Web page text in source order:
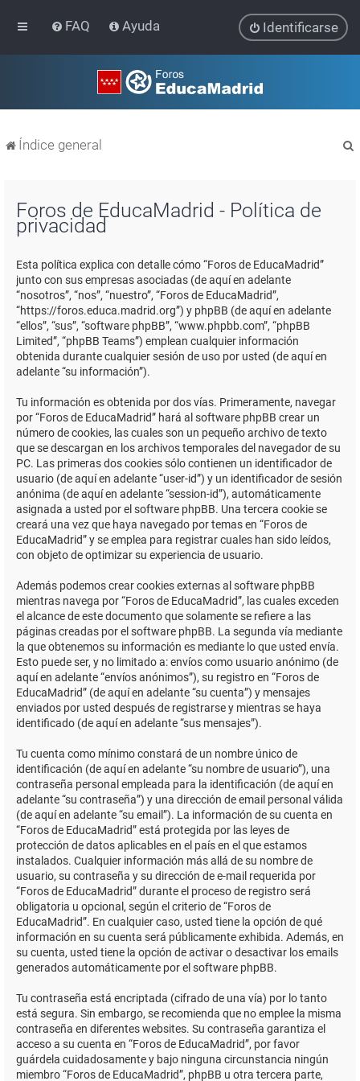
FAQ Ayuda Identificarse
Índice general
Foros de EducaMadrid - Política de
privacidad
Esta política explica con detalle cómo “Foros de EducaMadrid”
junto con sus empresas asociadas (de aquí en adelante
“nosotros”, “nos”, “nuestro”, “Foros de EducaMadrid”,
“https://foros.educa.madrid.org”) y phpBB (de aquí en adelante
“ellos”, “sus”, “software phpBB”, “www.phpbb.com”, “phpBB
Limited”, “phpBB Teams”) emplean cualquier información
obtenida durante cualquier sesión de uso por usted (de aquí en
adelante “su información”).
Tu información es obtenida por dos vías. Primeramente, navegar
por “Foros de EducaMadrid” hará al software phpBB crear un
número de cookies, las cuales son un pequeño archivo de texto
que se descargan en los archivos temporales del navegador de su
PC. Las primeras dos cookies sólo contienen un identificador de
usuario (de aquí en adelante “user-id”) y un identificador de sesión
anónima (de aquí en adelante “session-id”), automáticamente
asignada a usted por el software phpBB. Una tercera cookie se
creará una vez que haya navegado por temas en “Foros de
EducaMadrid” y se emplea para registrar cuales han sido leídos,
con objeto de optimizar su experiencia de usuario.
Además podemos crear cookies externas al software phpBB
mientras navega por “Foros de EducaMadrid”, las cuales exceden
el alcance de este documento que solamente se refiere a las
páginas creadas por el software phpBB. La segunda vía mediante
la que obtenemos su información es mediante lo que usted envía.
Esto puede ser, y no limitado a: envíos como usuario anónimo (de
aquí en adelante “envíos anónimos”), su registro en “Foros de
EducaMadrid” (de aquí en adelante “su cuenta”) y mensajes
enviados por usted después de registrarse y mientras se haya
identificado (de aquí en adelante “sus mensajes”).
Tu cuenta como mínimo constará de un nombre único de
identificación (de aquí en adelante “su nombre de usuario”), una
contraseña personal empleada para la identificación (de aquí en
adelante “su contraseña”) y una dirección de email personal válida
(de aquí en adelante “su email”). La información de su cuenta en
“Foros de EducaMadrid” está protegida por las leyes de
protección de datos aplicables en el país en el que estamos
instalados. Cualquier información más allá de su nombre de
usuario, su contraseña y su dirección de e-mail requerida por
“Foros de EducaMadrid” durante el proceso de registro será
obligatoria u opcional, según el criterio de “Foros de
EducaMadrid”. En cualquier caso, usted tiene la opción de qué
información en su cuenta será públicamente exhibida. Además, en
su cuenta, usted tiene la opción de activar o desactivar los emails
generados automáticamente por el software phpBB.
Tu contraseña está encriptada (cifrado de una vía) por lo tanto
está segura. Sin embargo, se recomienda que no emplee la misma
contraseña en diferentes websites. Su contraseña garantiza el
acceso a su cuenta en “Foros de EducaMadrid”, por favor
guárdela cuidadosamente y bajo ninguna circunstancia ningún
miembro “Foros de EducaMadrid”, phpBB u otra tercera parte,